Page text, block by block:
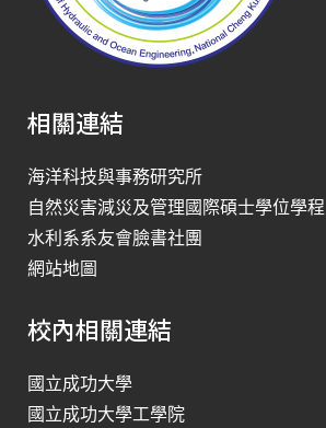
相關連結
海洋科技與事務研究所
自然災害減災及管理國際碩士學位學程
水利系系友會臉書社團
網站地圖
校內相關連結
國立成功大學
國立成功大學工學院